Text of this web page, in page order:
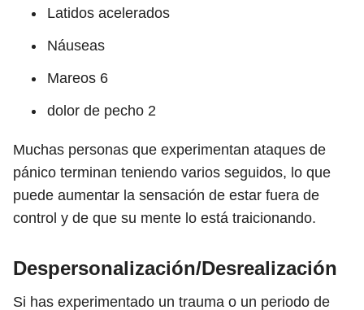
Latidos acelerados
Náuseas
Mareos 6
dolor de pecho 2
Muchas personas que experimentan ataques de
pánico terminan teniendo varios seguidos, lo que
puede aumentar la sensación de estar fuera de
control y de que su mente lo está traicionando.
Despersonalización/Desrealización
Si has experimentado un trauma o un periodo de